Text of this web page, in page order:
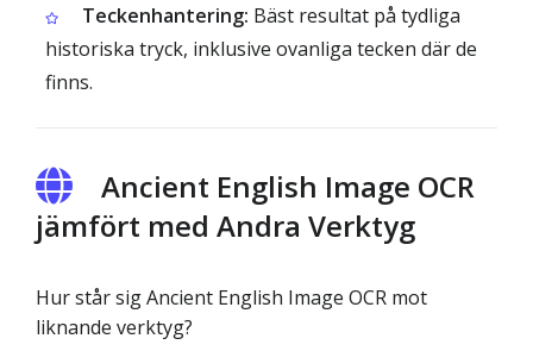
Teckenhantering: Bäst resultat på tydliga
historiska tryck, inklusive ovanliga tecken där de
finns.
Ancient English Image OCR
jämfört med Andra Verktyg
Hur står sig Ancient English Image OCR mot
liknande verktyg?